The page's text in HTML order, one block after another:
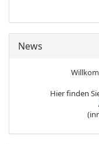
News
Hier finden